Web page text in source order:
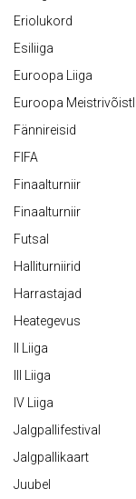
Eriolukord
Esiliiga
Euroopa Liiga
Euroopa
Fännireisid
FIFA
Finaalturniir
Finaalturniir
Futsal
Halliturniirid
Harrastajad
Heategevus
II Liiga
III Liiga
IV Liiga
Jalgpallifestival
Jalgpallikaart
Juubel